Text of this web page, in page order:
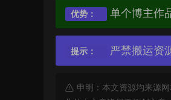
优势： 单个博主作
提示： 严禁搬运资
申明：本文资源均来源